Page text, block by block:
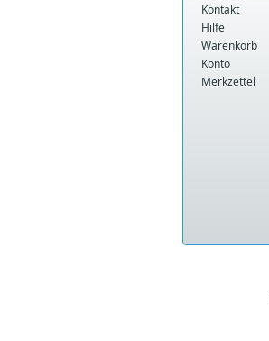
Kontakt
Hilfe
Warenkorb
Konto
Merkzettel